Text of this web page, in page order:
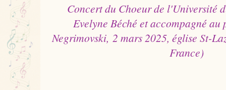
Concert du Choeur de l'Université
Evelyne Béché et accompagné
Negrimovski, 2 mars 2025, église St-
France)